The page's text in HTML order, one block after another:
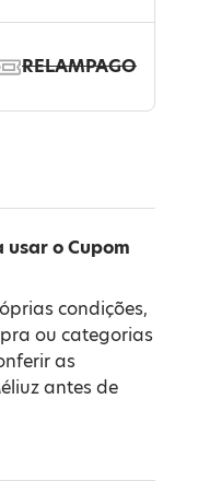
RELAMPAGO
o Cupom
condições,
ou categorias
as
antes de